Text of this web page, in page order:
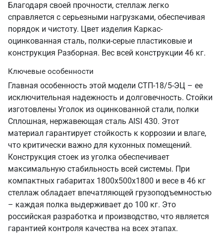
Благодаря своей прочности, стеллаж легко
справляется с серьезными нагрузками, обеспечивая
порядок и чистоту. Цвет изделия Каркас-
оцинкованная сталь, полки-серые пластиковые и
конструкция Разборная. Вес всей конструкции 46 кг.
Ключевые особенности
Главная особенность этой модели СТП-18/5-ЭЦ – ее
исключительная надежность и долговечность. Стойки
изготовлены Уголок из оцинкованной стали, полки
Сплошная, нержавеющая сталь AISI 430. Этот
материал гарантирует стойкость к коррозии и влаге,
что критически важно для кухонных помещений.
Конструкция стоек из уголка обеспечивает
максимальную стабильность всей системы. При
компактных габаритах 1800х500х1800 и весе в 46 кг
стеллаж обладает впечатляющей грузоподъемностью
– каждая полка выдерживает до 100 кг. Это
российская разработка и производство, что является
гарантией контроля качества на всех этапах.